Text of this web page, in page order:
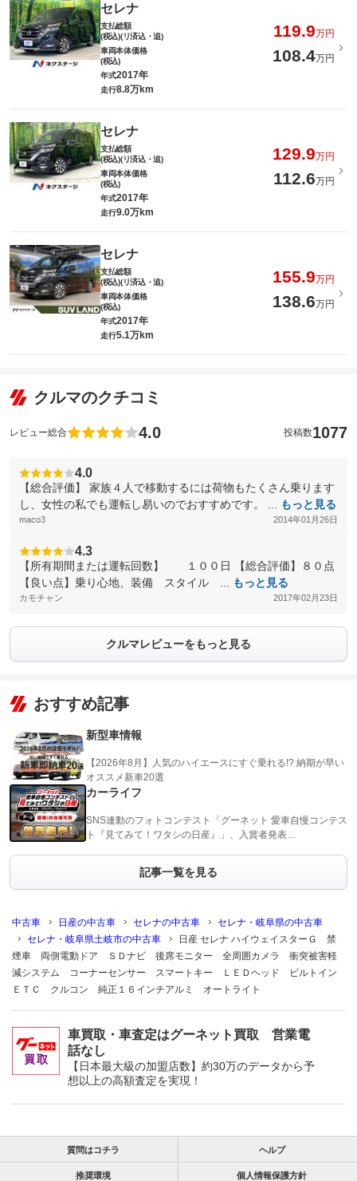
セレナ
支払総額
(税込)(リ済込・追)
119.9万円
車両本体価格
(税込)
108.4万円
年式2017年
走行8.8万km
セレナ
支払総額
(税込)(リ済込・追)
129.9万円
車両本体価格
(税込)
112.6万円
年式2017年
走行9.0万km
セレナ
支払総額
(税込)(リ済込・追)
155.9万円
車両本体価格
(税込)
138.6万円
年式2017年
走行5.1万km
クルマのクチコミ
レビュー総合 4.0 投稿数1077
4.0
【総合評価】 家族４人で移動するには荷物もたくさん乗ります
し、女性の私でも運転し易いのでおすすめです。 ...
もっと見る
maco3 2014年01月26日
4.3
【所有期間または運転回数】 １００日 【総合評価】８０点
【良い点】乗り心地、装備 スタイル ...
もっと見る
カモチャン 2017年02月23日
クルマレビューをもっと見る
おすすめ記事
新型車情報
【2026年8月】人気のハイエースにすぐ乗れる!? 納期が早い
オススメ新車20選
カーライフ
SNS連動のフォトコンテスト「グーネット 愛車自慢コンテス
ト『見てみて！ワタシの日産』」、入賞者発表…
記事一覧を見る
中古車 日産の中古車 セレナの中古車
セレナ・岐阜県の中古車
セレナ・岐阜県土岐市の中古車
日産 セレナ ハイウェイスターＧ 禁
煙車 両側電動ドア ＳＤナビ 後席モニター 全周囲カメラ 衝突被害軽
減システム コーナーセンサー スマートキー ＬＥＤヘッド ビルトイン
ＥＴＣ クルコン 純正１６インチアルミ オートライト
車買取・車査定はグーネット買取 営業電
話なし
【日本最大級の加盟店数】約30万のデータから予
想以上の高額査定を実現！
質問はコチラ ヘルプ
推奨環境 個人情報保護方針